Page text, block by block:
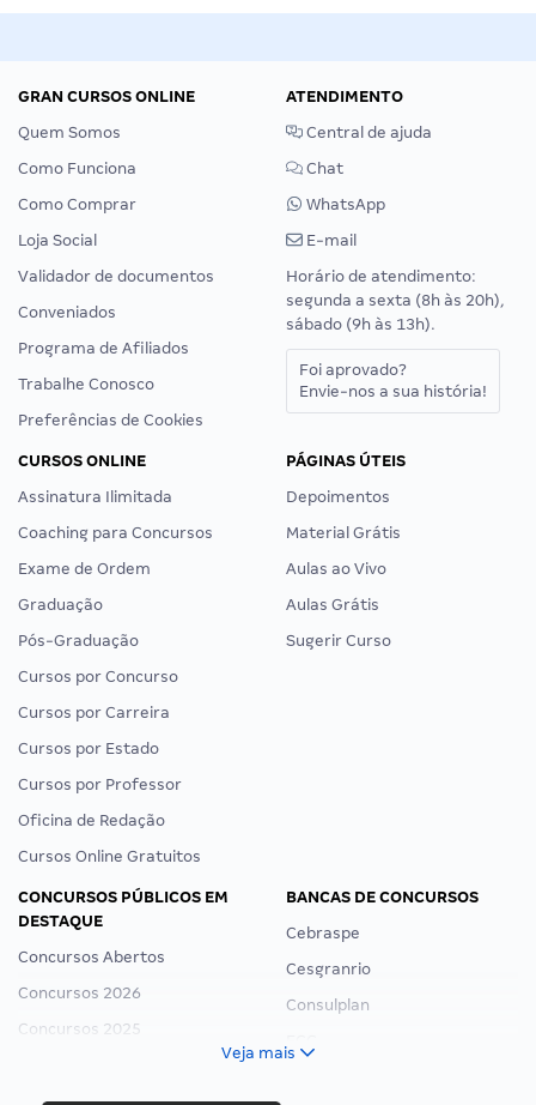
GRAN CURSOS ONLINE
Quem Somos
Como Funciona
Como Comprar
Loja Social
Validador de documentos
Conveniados
Programa de Afiliados
Trabalhe Conosco
Preferências de Cookies
ATENDIMENTO
Central de ajuda
Chat
WhatsApp
E-mail
Horário de atendimento:
segunda a sexta (8h às 20h),
sábado (9h às 13h).
Foi aprovado?
Envie-nos a sua história!
CURSOS ONLINE
Assinatura Ilimitada
Coaching para Concursos
Exame de Ordem
Graduação
Pós-Graduação
Cursos por Concurso
Cursos por Carreira
Cursos por Estado
Cursos por Professor
Oficina de Redação
Cursos Online Gratuitos
PÁGINAS ÚTEIS
Depoimentos
Material Grátis
Aulas ao Vivo
Aulas Grátis
Sugerir Curso
CONCURSOS PÚBLICOS EM
DESTAQUE
Concursos Abertos
Concursos 2026
Concursos 2025
Concurso Ibama
BANCAS DE CONCURSOS
Cebraspe
Cesgranrio
Consulplan
Veja mais